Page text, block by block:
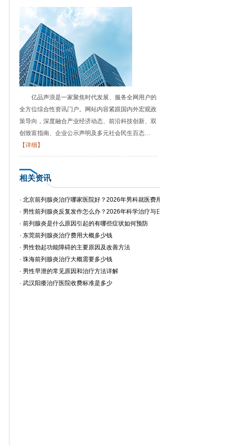
亿品声浪是一家聚焦时代发展、服务全网用户的
全方位综合性资讯门户。网站内容紧跟国内外宏观政
策导向，深度融合产业经济动态、前沿科技创新、双
创致富指南、企业公示声明及多元社会民生百态…
【详细】
相关资讯
· 北京前列腺炎治疗哪家医院好？2026年男科就医费用与专家推荐
· 男性前列腺炎反复发作怎么办？2026年科学治疗与日常护理指南
· 前列腺炎是什么原因引起的有哪些症状如何预防
· 东莞前列腺炎治疗费用大概多少钱
· 男性勃起功能障碍的主要原因及改善方法
· 珠海前列腺炎治疗大概需要多少钱
· 男性早泄的常见原因和治疗方法详解
· 武汉阳痿治疗医院收费标准是多少